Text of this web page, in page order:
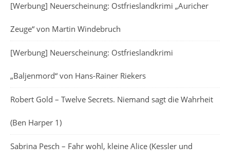
[Werbung] Neuerscheinung: Ostfrieslandkrimi „Auricher
Zeuge“ von Martin Windebruch
[Werbung] Neuerscheinung: Ostfrieslandkrimi
„Baljenmord“ von Hans-Rainer Riekers
Robert Gold – Twelve Secrets. Niemand sagt die Wahrheit
(Ben Harper 1)
Sabrina Pesch – Fahr wohl, kleine Alice (Kessler und